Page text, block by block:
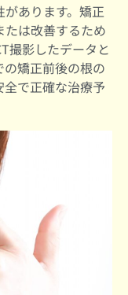
あります。矯正
は改善するため
撮影したデータと
矯正前後の根の
で正確な治療予